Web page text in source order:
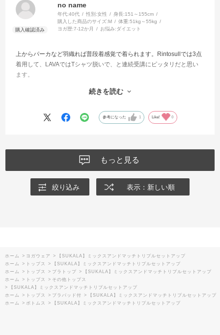
no name
年代:40代 性別:女性 身長:151～155cm
購入した商品のサイズ:M 体重:51kg～55kg
ヨガ歴:7-12か月 お悩み:ダイエット
上からパーカなど羽織れば普段着感覚で着られます。Rintosullでは3点
着用して、LAVAではTシャツ脱いで、と連続受講にピッタリだと思い
ます。
て最高です。
続きを読む
参考になった 1 Like! 0
もっと見る
絞り込み 表示：新しい順
ホーム > ヨガウェア >
【SUKALA】ミックスアンドマッチトリプルセットアップ
ホーム
> トップス >
【SUKALA】ミックスアンドマッチトリプルセットアップ
ホーム
> トップス > ブラトップ >
【SUKALA】ミックスアンドマッチトリプルセットアップ
ホーム
> トップス > その他トップス
>
【SUKALA】ミックスアンドマッチトリプルセットアップ
ホーム
> トップス > ブラパッド付 >
【SUKALA】ミックスアンドマッチトリプルセットアップ
ホーム
> ボトムス > 【SUKALA】ミックスアンドマッチトリプルセットアップ